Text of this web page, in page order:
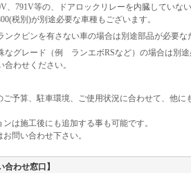
、791V等の、ドアロックリレーを内臓してい
税別)が別途必要な車種もございます。
ンクピンを有さない車の場合は別途部品が必要な
なグレード（例 ランエボRSなど）の場合は別
合わせください。
ご予算、駐車環境、ご使用状況に合わせて、他に
ンは施工後にも追加する事も可能です。
問い合わせ下さい。
合わせ窓口】